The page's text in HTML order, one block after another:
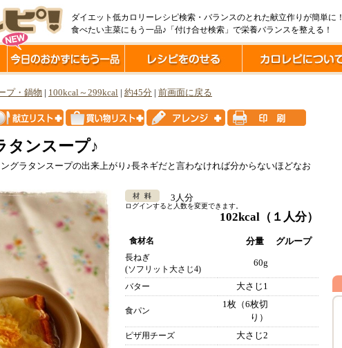
ダイエット低カロリーレシピ検索・バランスのとれた献立作りが簡単に！
食べたい主菜にもう一品♪「付け合せ検索」で栄養バランスを整える！
プ・鍋物 100kcal～299kcal 約45分 前画面に戻る
タンスープ♪
グラタンスープの出来上がり♪長ネギだと言わなければ分からないほどなお
3人分
ログインすると人数を変更できます。
102kcal （１人分）
食材名 分量 グループ
長ねぎ
(ソフリット大さじ4)
60g
バター 大さじ1
食パン
1枚（6枚切
り）
ピザ用チーズ 大さじ2